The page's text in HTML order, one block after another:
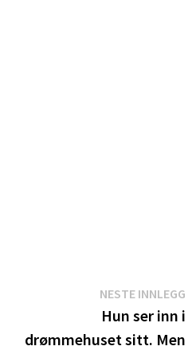
NESTE INNLEGG
Hun ser inn i
drømmehuset sitt. Men